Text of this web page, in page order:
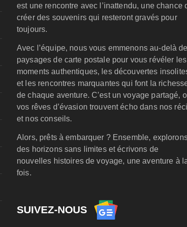
est une rencontre avec l’inattendu, une chance
créer des souvenirs qui resteront gravés pour
toujours.
Avec l’équipe, nous vous emmenons au-delà
paysages de carte postale pour vous révéler les
moments authentiques, les découvertes
et les rencontres marquantes qui font la
de chaque aventure. C’est un voyage partagé,
vos rêves d’évasion trouvent écho dans nos
et nos conseils.
Alors, prêts à embarquer ? Ensemble,
des horizons sans limites et écrivons de
nouvelles histoires de voyage, une aventure à
fois.
SUIVEZ-NOUS